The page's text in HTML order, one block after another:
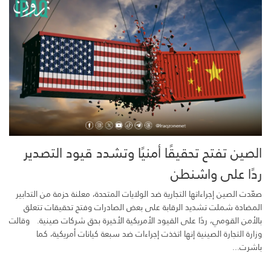
الصين تفتح تحقيقًا أمنيًا وتشدد قيود التصدير
ردًا على واشنطن
صعّدت الصين إجراءاتها التجارية ضد الولايات المتحدة، معلنة حزمة من التدابير
المضادة شملت تشديد الرقابة على بعض الصادرات وفتح تحقيقات تتعلق
بالأمن القومي، ردًا على القيود الأمريكية الأخيرة بحق شركات صينية. وقالت
وزارة التجارة الصينية إنها اتخذت إجراءات ضد سبعة كيانات أمريكية، كما
باشرت...